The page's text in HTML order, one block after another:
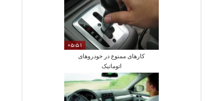
05:51
کارهای ممنوع در خودروهای
اتوماتیک